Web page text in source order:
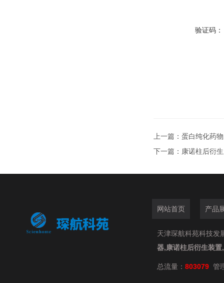
验证码：
上一篇： 蛋白纯化药
下一篇： 康诺柱后衍
网站首页 产品
天津琛航科苑科技发
器,康诺柱后衍生装
总流量： 803079 管